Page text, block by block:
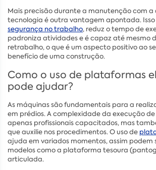
Mais precisão durante a manutenção com a
tecnologia é outra vantagem apontada.
segurança no trabalho, reduz o tempo de
padroniza atividades e é capaz até mesmo
retrabalho, o que é um aspecto positivo ao
benefício de uma construção.
Como o uso de plataformas
pode ajudar?
As máquinas são fundamentais para a
em prédios. A complexidade da execução
apenas profissionais capacitados, mas
que auxilie nos procedimentos. O uso de
ajuda em variados momentos, assim podem
modelos como a plataforma tesoura
articulada.